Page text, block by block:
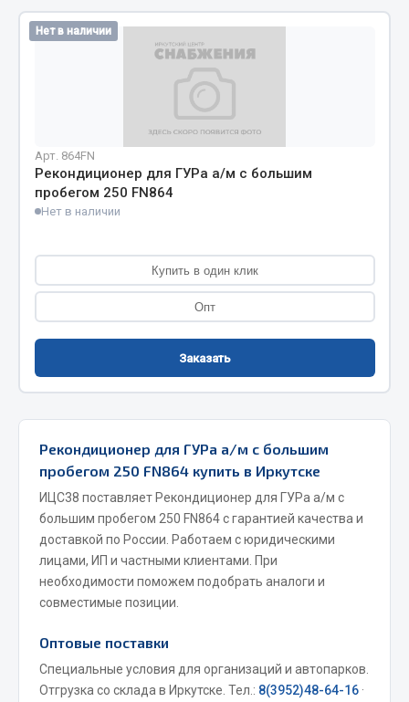
Пробки
Пружины
Соединительные элементы
Адаптеры и переходники
Тройники
Трубки, муфты, гайки
Угольники
Фитинги
Штуцеры
Инструмент
Автомобильный инструмент
Измерительный инструмент
Крепежный инструмент
Силовое оборудование
Слесарный инструмент
Столярный инструмент
Нет в наличии
Арт. 864FN
Рекондиционер для ГУРа а/м с большим
пробегом 250 FN864
Нет в наличии
Купить в один клик
Опт
Заказать
Рекондиционер для ГУРа а/м с большим
пробегом 250 FN864 купить в Иркутске
ИЦС38 поставляет Рекондиционер для ГУРа а/м с
большим пробегом 250 FN864 с гарантией качества и
доставкой по России. Работаем с юридическими
лицами, ИП и частными клиентами. При
необходимости поможем подобрать аналоги и
совместимые позиции.
Оптовые поставки
Специальные условия для организаций и автопарков.
Отгрузка со склада в Иркутске. Тел.: 8(3952)48-64-16 ·